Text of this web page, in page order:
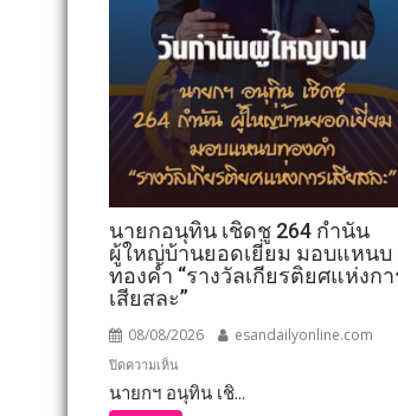
นายกอนุทิน เชิดชู 264 กำนัน
ผู้ใหญ่บ้านยอดเยี่ยม มอบแหนบ
ทองคำ “รางวัลเกียรติยศแห่งกา
เสียสละ”
08/08/2026 esandailyonline.com
ปิดความเห็น
นายก
นายกฯ อนุทิน เชิ...